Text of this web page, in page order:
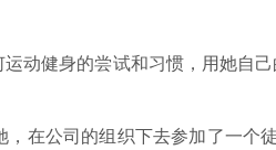
健身的尝试和习惯，用她自己
在公司的组织下去参加了一